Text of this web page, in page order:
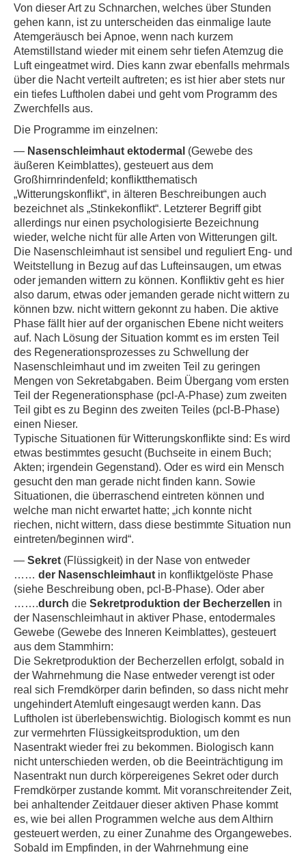
Von dieser Art zu Schnarchen, welches über Stunden
gehen kann, ist zu unterscheiden das einmalige laute
Atemgeräusch bei Apnoe, wenn nach kurzem
Atemstillstand wieder mit einem sehr tiefen Atemzug die
Luft eingeatmet wird. Dies kann zwar ebenfalls mehrmals
über die Nacht verteilt auftreten; es ist hier aber stets nur
ein tiefes Luftholen dabei und geht vom Programm des
Zwerchfells aus.
Die Programme im einzelnen:
— Nasenschleimhaut ektodermal (Gewebe des
äußeren Keimblattes), gesteuert aus dem
Großhirnrindenfeld; konfliktthematisch
„Witterungskonflikt“, in älteren Beschreibungen auch
bezeichnet als „Stinkekonflikt“. Letzterer Begriff gibt
allerdings nur einen psychologisierte Bezeichnung
wieder, welche nicht für alle Arten von Witterungen gilt.
Die Nasenschleimhaut ist sensibel und reguliert Eng- und
Weitstellung in Bezug auf das Lufteinsaugen, um etwas
oder jemanden wittern zu können. Konfliktiv geht es hier
also darum, etwas oder jemanden gerade nicht wittern zu
können bzw. nicht wittern gekonnt zu haben. Die aktive
Phase fällt hier auf der organischen Ebene nicht weiters
auf. Nach Lösung der Situation kommt es im ersten Teil
des Regenerationsprozesses zu Schwellung der
Nasenschleimhaut und im zweiten Teil zu geringen
Mengen von Sekretabgaben. Beim Übergang vom ersten
Teil der Regenerationsphase (pcl-A-Phase) zum zweiten
Teil gibt es zu Beginn des zweiten Teiles (pcl-B-Phase)
einen Nieser.
Typische Situationen für Witterungskonflikte sind: Es wird
etwas bestimmtes gesucht (Buchseite in einem Buch;
Akten; irgendein Gegenstand). Oder es wird ein Mensch
gesucht den man gerade nicht finden kann. Sowie
Situationen, die überraschend eintreten können und
welche man nicht erwartet hatte; „ich konnte nicht
riechen, nicht wittern, dass diese bestimmte Situation nun
eintreten/beginnen wird“.
— Sekret (Flüssigkeit) in der Nase von entweder
…… der Nasenschleimhaut in konfliktgelöste Phase
(siehe Beschreibung oben, pcl-B-Phase). Oder aber
…….durch die Sekretproduktion der Becherzellen in
der Nasenschleimhaut in aktiver Phase, entodermales
Gewebe (Gewebe des Inneren Keimblattes), gesteuert
aus dem Stammhirn:
Die Sekretproduktion der Becherzellen erfolgt, sobald in
der Wahrnehmung die Nase entweder verengt ist oder
real sich Fremdkörper darin befinden, so dass nicht mehr
ungehindert Atemluft eingesaugt werden kann. Das
Luftholen ist überlebenswichtig. Biologisch kommt es nun
zur vermehrten Flüssigkeitsproduktion, um den
Nasentrakt wieder frei zu bekommen. Biologisch kann
nicht unterschieden werden, ob die Beeinträchtigung im
Nasentrakt nun durch körpereigenes Sekret oder durch
Fremdkörper zustande kommt. Mit voranschreitender Zeit,
bei anhaltender Zeitdauer dieser aktiven Phase kommt
es, wie bei allen Programmen welche aus dem Althirn
gesteuert werden, zu einer Zunahme des Organgewebes.
Sobald im Empfinden, in der Wahrnehmung eine